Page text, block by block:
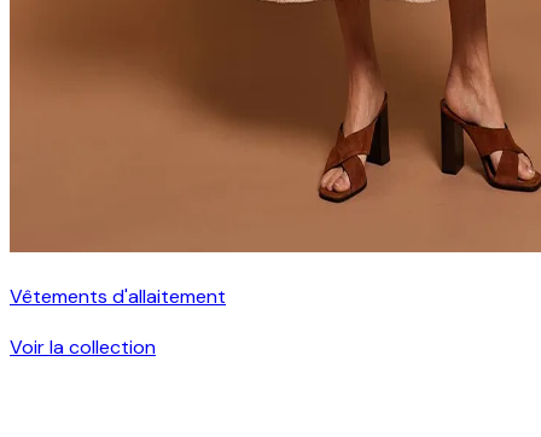
Vêtements d'allaitement
Voir la collection